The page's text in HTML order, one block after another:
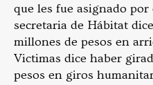
que les fue asignado por
secretaria de Hábitat
millones de pesos en
Victimas dice haber
pesos en giros